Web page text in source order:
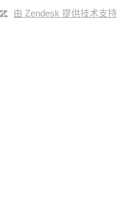
由 Zendesk 提供技术支持